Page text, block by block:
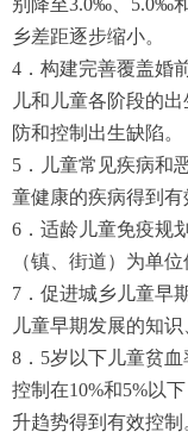
别降至3.0‰、5.0‰
乡差距逐步缩小。
4．构建完善覆盖婚
儿和儿童各阶段的
防和控制出生缺陷。
5．儿童常见疾病和
童健康的疾病得到有
6．适龄儿童免疫规
（镇、街道）为单位
7．促进城乡儿童早
儿童早期发展的知识
8．5岁以下儿童贫
控制在10%和5%以
升趋势得到有效控制